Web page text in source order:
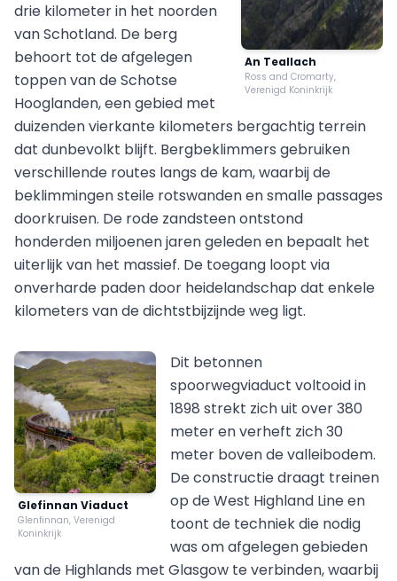
An Teallach
Ross and Cromarty,
Verenigd Koninkrijk
drie kilometer in het noorden
van Schotland. De berg
behoort tot de afgelegen
toppen van de Schotse
Hooglanden, een gebied met
duizenden vierkante kilometers bergachtig terrein
dat dunbevolkt blijft. Bergbeklimmers gebruiken
verschillende routes langs de kam, waarbij de
beklimmingen steile rotswanden en smalle passages
doorkruisen. De rode zandsteen ontstond
honderden miljoenen jaren geleden en bepaalt het
uiterlijk van het massief. De toegang loopt via
onverharde paden door heidelandschap dat enkele
kilometers van de dichtstbijzijnde weg ligt.
Glefinnan Viaduct
Glenfinnan, Verenigd
Koninkrijk
Dit betonnen
spoorwegviaduct voltooid in
1898 strekt zich uit over 380
meter en verheft zich 30
meter boven de valleibodem.
De constructie draagt treinen
op de West Highland Line en
toont de techniek die nodig
was om afgelegen gebieden
van de Highlands met Glasgow te verbinden, waarbij